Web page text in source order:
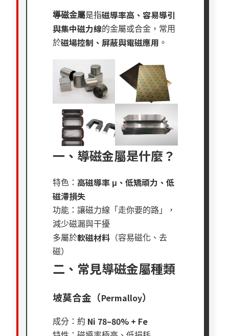
導磁金屬是指磁導率高、容易導引
與集中磁力線的金屬或合金，常用
於磁場控制、屏蔽與電磁應用 。
一、導磁金屬是什麼？
特色：高磁導率 μ 、低矯頑力、低
磁滯損失
功能：讓磁力線「走你要的路」，
減少磁漏與干擾
多屬於軟磁材料 （容易磁化、去
磁）
二、常見導磁金屬種類
坡莫合金（Permalloy）
成分：約 Ni 78–80% + Fe